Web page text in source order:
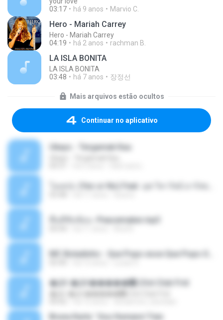
03:17
há 9 anos Marvio C.
Hero - Mariah Carrey
Hero - Mariah Carrey
04:19
há 2 anos rachman B.
LA ISLA BONITA
LA ISLA BONITA
03:48
há 7 anos 장정선
Mais arquivos estão ocultos
Continuar no aplicativo
Ukays - Tergamak Kau
พื้นที่ซับซ้อน -Peacemaker.mp3
�Ԫ �Ԫ�����԰ (Ost.Club Frid
Bruna Karla ' Sou Humano' Faix